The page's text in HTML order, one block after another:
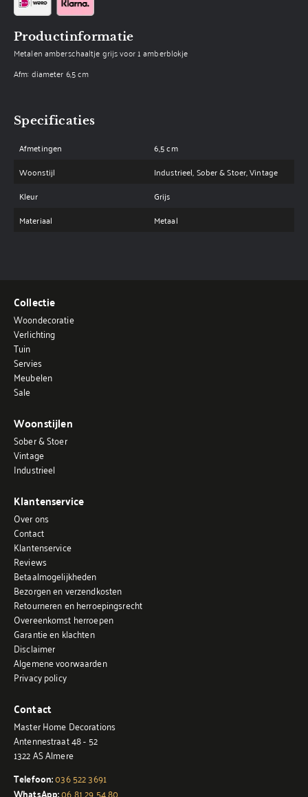
Productinformatie
Metalen amberschaaltje grijs voor 1 amberblokje
Afm: diameter 6,5 cm
Specificaties
Afmetingen
6,5 cm
Woonstijl
Industrieel, Sober & Stoer, Vintage
Kleur
Grijs
Materiaal
Metaal
Collectie
Woondecoratie
Verlichting
Tuin
Servies
Meubelen
Sale
Woonstijlen
Sober & Stoer
Vintage
Industrieel
Klantenservice
Over ons
Contact
Klantenservice
Reviews
Betaalmogelijkheden
Bezorgen en verzendkosten
Retourneren en herroepingsrecht
Overeenkomst herroepen
Garantie en klachten
Disclaimer
Algemene voorwaarden
Privacy policy
Contact
Master Home Decorations
Antennestraat 48 - 52
1322 AS Almere
Telefoon:036 522 3691
06 81 29 54 80